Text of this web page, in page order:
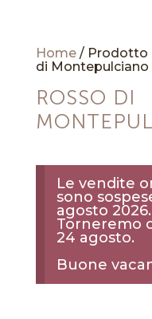
Home/ Prodotto
di Montepulciano
ROSSO DI
Le vendite
sono
agosto 2026.
Torneremo
24 agosto.
Buone